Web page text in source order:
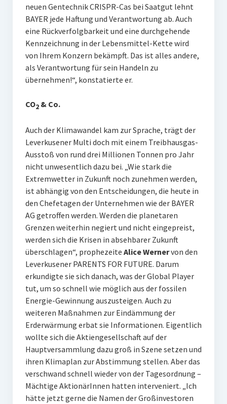
neuen Gentechnik CRISPR-Cas bei Saatgut lehnt
BAYER jede Haftung und Verantwortung ab. Auch
eine Rückverfolgbarkeit und eine durchgehende
Kennzeichnung in der Lebensmittel-Kette wird
von Ihrem Konzern bekämpft. Das ist alles andere,
als Verantwortung für sein Handeln zu
übernehmen!“, konstatierte er.
CO2& Co.
Auch der Klimawandel kam zur Sprache, trägt der
Leverkusener Multi doch mit einem Treibhausgas-
Ausstoß von rund drei Millionen Tonnen pro Jahr
nicht unwesentlich dazu bei. „Wie stark die
Extremwetter in Zukunft noch zunehmen werden,
ist abhängig von den Entscheidungen, die heute in
den Chefetagen der Unternehmen wie der BAYER
AG getroffen werden. Werden die planetaren
Grenzen weiterhin negiert und nicht eingepreist,
werden sich die Krisen in absehbarer Zukunft
überschlagen“, prophezeite Alice Wernervon den
Leverkusener PARENTS FOR FUTURE. Darum
erkundigte sie sich danach, was der Global Player
tut, um so schnell wie möglich aus der fossilen
Energie-Gewinnung auszusteigen. Auch zu
weiteren Maßnahmen zur Eindämmung der
Erderwärmung erbat sie Informationen. Eigentlich
wollte sich die Aktiengesellschaft auf der
Hauptversammlung dazu groß in Szene setzen und
ihren Klimaplan zur Abstimmung stellen. Aber das
verschwand schnell wieder von der Tagesordnung –
Mächtige AktionärInnen hatten interveniert. „Ich
hätte jetzt gerne die Namen der Großinvestoren